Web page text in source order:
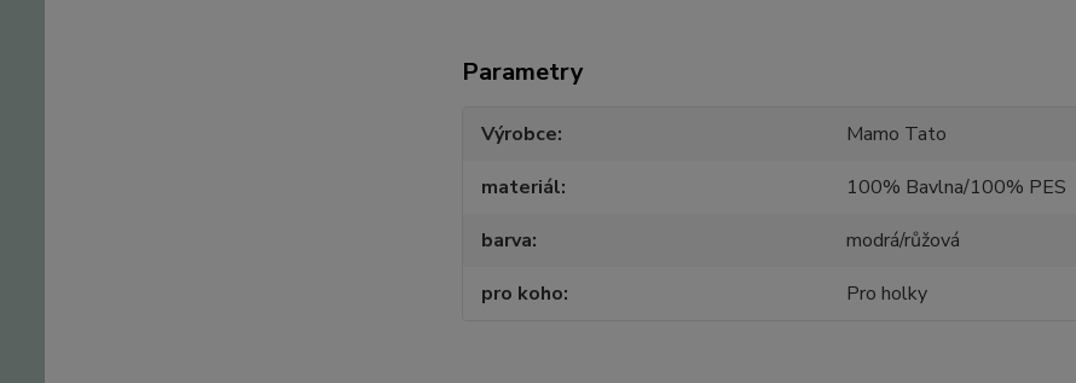
Parametry
Výrobce
Mamo Tato
materiál
100% Bavlna/100% PES
barva
modrá/růžová
pro koho
Pro holky